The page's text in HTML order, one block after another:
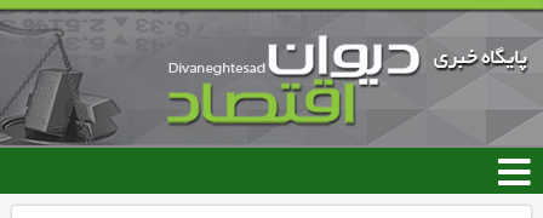
رفتن
محتوای
اصلی